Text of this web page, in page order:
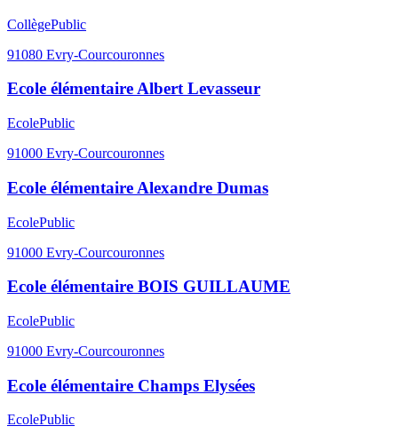
CollègePublic
91080 Evry-Courcouronnes
Ecole élémentaire Albert Levasseur
EcolePublic
91000 Evry-Courcouronnes
Ecole élémentaire Alexandre Dumas
EcolePublic
91000 Evry-Courcouronnes
Ecole élémentaire BOIS GUILLAUME
EcolePublic
91000 Evry-Courcouronnes
Ecole élémentaire Champs Elysées
EcolePublic